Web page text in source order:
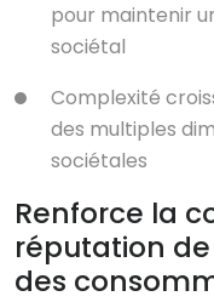
pour maintenir
sociétal
Complexité
des multiples
sociétales
Renforce la
réputation
des